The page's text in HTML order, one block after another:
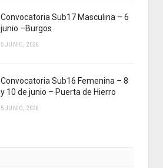
Convocatoria Sub17 Masculina – 6
junio –Burgos
5 JUNIO, 2026
Convocatoria Sub16 Femenina – 8
y 10 de junio – Puerta de Hierro
5 JUNIO, 2026